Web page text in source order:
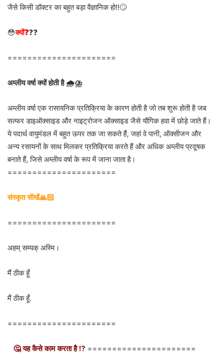
जैसे किसी डॉक्टर का बहुत बड़ा वैज्ञानिक हो!!🙄
😳क्यों❓❓❓
======================
अम्लीय वर्षा क्यों होती है 🌧️⛈️
अम्लीय वर्षा एक रासायनिक प्रतिक्रिया के कारण होती है जो तब शुरू होती है जब
सल्फर डाइऑक्साइड और नाइट्रोजन ऑक्साइड जैसे यौगिक हवा में छोड़े जाते हैं।
ये पदार्थ वायुमंडल में बहुत ऊपर तक जा सकते हैं, जहां वे पानी, ऑक्सीजन और
अन्य रसायनों के साथ मिलकर प्रतिक्रिया करते हैं और अधिक अम्लीय प्रदूषक
बनाते हैं, जिसे अम्लीय वर्षा के रूप में जाना जाता है।
======================
संस्कृत सीखें🙏🏻
======================
अहम् सम्यक् अस्मि।
मैं ठीक हूँ
मैं ठीक हूँ.
======================
🤔 यह कैसे काम करता है ⁉ ======================